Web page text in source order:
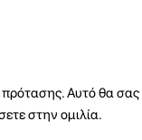
πρότασης. Αυτό θα σας
στην ομιλία.